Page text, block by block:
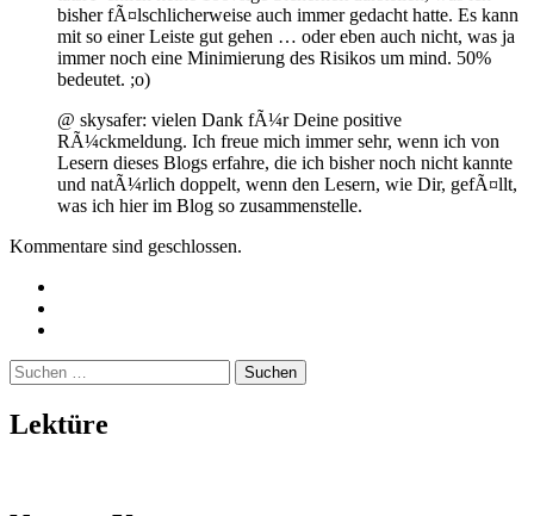
bisher fÃ¤lschlicherweise auch immer gedacht hatte. Es kann
mit so einer Leiste gut gehen … oder eben auch nicht, was ja
immer noch eine Minimierung des Risikos um mind. 50%
bedeutet. ;o)
@ skysafer: vielen Dank fÃ¼r Deine positive
RÃ¼ckmeldung. Ich freue mich immer sehr, wenn ich von
Lesern dieses Blogs erfahre, die ich bisher noch nicht kannte
und natÃ¼rlich doppelt, wenn den Lesern, wie Dir, gefÃ¤llt,
was ich hier im Blog so zusammenstelle.
Kommentare sind geschlossen.
Suchen
nach:
Lektüre